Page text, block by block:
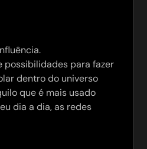
possibilidades para fazer
dentro do universo
que é mais usado
dia a dia, as redes